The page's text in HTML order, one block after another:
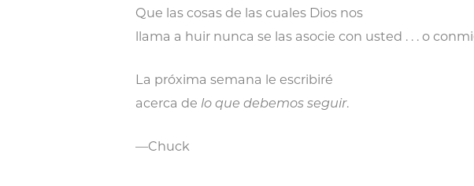
Que las cosas de las cuales Dios nos
llama a huir nunca se las asocie con usted . . . o
La próxima semana le escribiré
acerca de lo que debemos seguir.
—Chuck